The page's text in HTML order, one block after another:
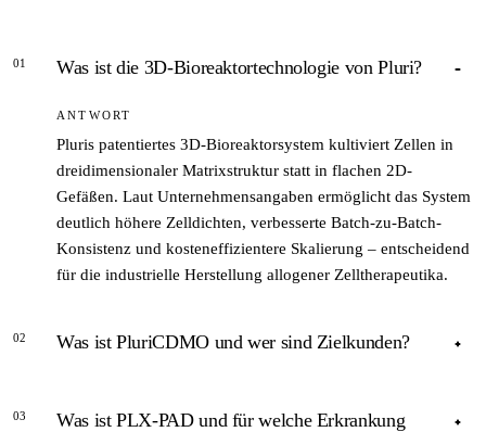
01 Was ist die 3D-Bioreaktortechnologie von Pluri?
ANTWORT
Pluris patentiertes 3D-Bioreaktorsystem kultiviert Zellen in
dreidimensionaler Matrixstruktur statt in flachen 2D-
Gefäßen. Laut Unternehmensangaben ermöglicht das System
deutlich höhere Zelldichten, verbesserte Batch-zu-Batch-
Konsistenz und kosteneffizientere Skalierung – entscheidend
für die industrielle Herstellung allogener Zelltherapeutika.
02 Was ist PluriCDMO und wer sind Zielkunden?
PluriCDMO ist Pluris im Januar 2024 gegründete CDMO-
03
Was ist PLX-PAD und für welche Erkrankung